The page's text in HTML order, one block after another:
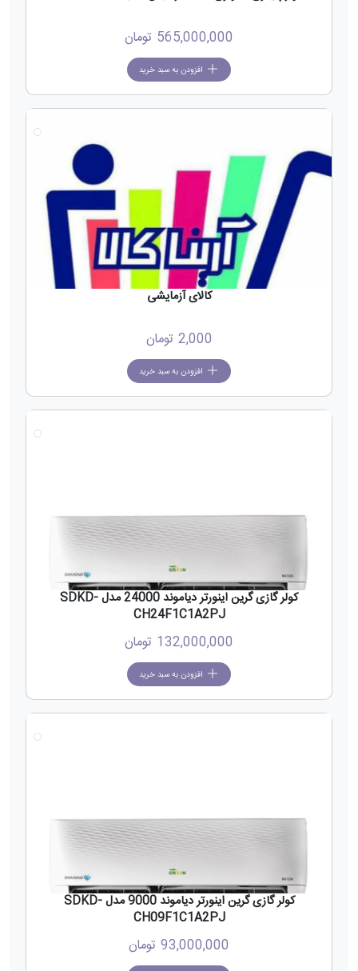
565,000,000 تومان
افزودن به سبد خرید
کالای آزمایشی
2,000 تومان
افزودن به سبد خرید
کولر گازی گرین اینورتر دیاموند 24000 مدل SDKD-
CH24F1C1A2PJ
132,000,000 تومان
افزودن به سبد خرید
کولر گازی گرین اینورتر دیاموند 9000 مدل SDKD-
CH09F1C1A2PJ
93,000,000 تومان